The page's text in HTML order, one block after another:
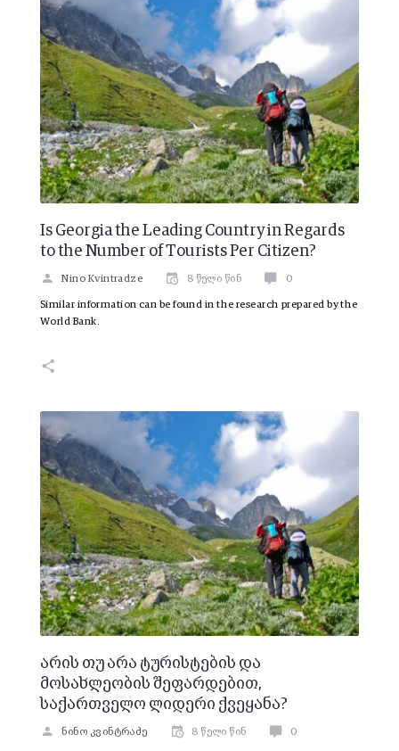
Is Georgia the Leading Country in Regards
to the Number of Tourists Per Citizen?
Nino Kvintradze 8 წელი წინ 0
Similar information can be found in the research prepared by the
World Bank.
არის თუ არა ტურისტების და
მოსახლეობის შეფარდებით,
საქართველო ლიდერი ქვეყანა?
ნინო კვინტრაძე 8 წელი წინ 0